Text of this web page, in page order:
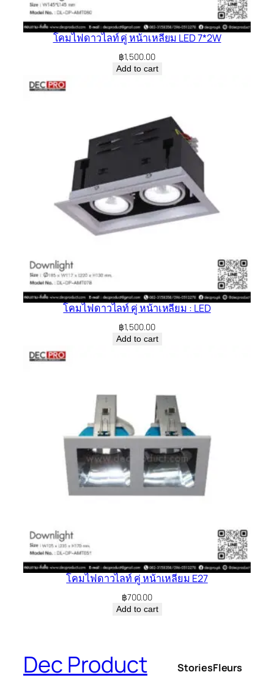
โคมไฟดาวไลท์ คู่ หน้าเหลี่ยม LED 7*2W
฿1,500.00
Add to cart
โคมไฟดาวไลท์ คู่ หน้าเหลี่ยม : LED
฿1,500.00
Add to cart
โคมไฟดาวไลท์ คู่ หน้าเหลี่ยม E27
฿700.00
Add to cart
Dec Product
StoriesFleurs